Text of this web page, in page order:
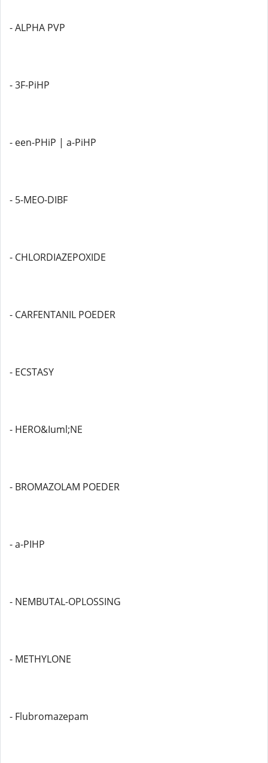
- ALPHA PVP
- 3F-PiHP
- een-PHiP | a-PiHP
- 5-MEO-DIBF
- CHLORDIAZEPOXIDE
- CARFENTANIL POEDER
- ECSTASY
- HERO&Iuml;NE
- BROMAZOLAM POEDER
- a-PIHP
- NEMBUTAL-OPLOSSING
- METHYLONE
- Flubromazepam